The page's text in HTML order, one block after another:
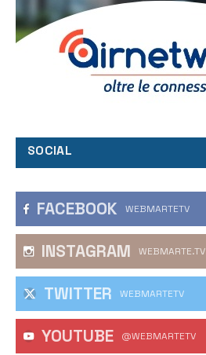
SOCIAL
FACEBOOK WEBMARTETV
INSTAGRAM WEBMARTE.TV
TWITTER WEBMARTETV
YOUTUBE @WEBMARTETV